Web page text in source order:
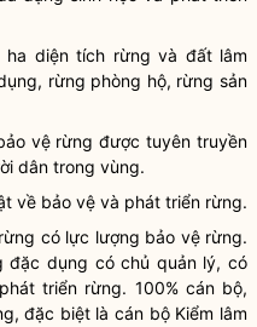
ha diện tích rừng và đất lâm
rừng phòng hộ, rừng sản
vệ rừng được tuyên truyền
dân trong vùng.
về bảo vệ và phát triển rừng.
có lực lượng bảo vệ rừng.
đặc dụng có chủ quản lý, có
phát triển rừng. 100% cán bộ,
, đặc biệt là cán bộ Kiểm lâm